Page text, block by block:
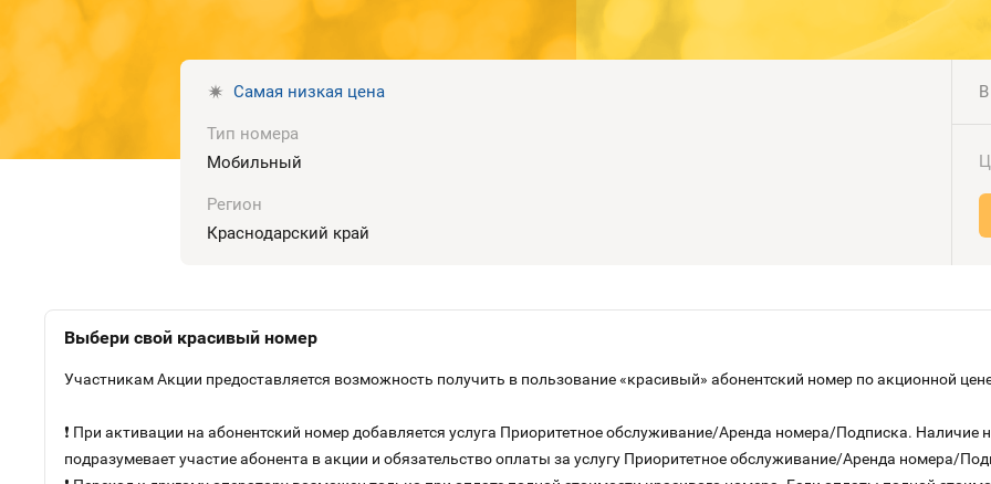
Самая низкая цена
Тип номера
Мобильный
Регион
Краснодарский край
Выбери свой красивый номер
Участникам Акции предоставляется возможность получить в пользование «красивый» абонентский номер по акционной
❗ При активации на абонентский номер добавляется услуга Приоритетное обслуживание/Аренда номера/Подписка.
подразумевает участие абонента в акции и обязательство оплаты за услугу Приоритетное обслуживание/Аренда номера/